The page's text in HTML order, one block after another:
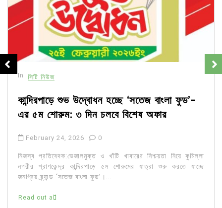
In সিটি নিউজ
কান্দিরপাড়ে শুভ উদ্বোধন হচ্ছে ‘সতেজ বাংলা ফুড’-
এর ৫ম শোরুম: ৩ দিন চলবে বিশেষ অফার
February 24, 2026 0
নিজস্ব প্রতিবেদক:ভেজালমুক্ত ও খাঁটি খাবারের নিশ্চয়তা নিয়ে কুমিল্লা
নগরীর প্রাণকেন্দ্র কান্দিরপাড়ে ৫ম শোরুমের যাত্রা শুরু করতে যাচ্ছে
জনপ্রিয় ব্র্যান্ড ‘সতেজ বাংলা ফুড’।...
Read out all